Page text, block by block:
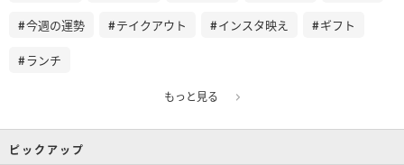
今週の運勢 テイクアウト インスタ映え ギフト
ランチ
もっと見る
ピックアップ